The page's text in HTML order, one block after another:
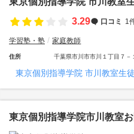
3.29
口コミ 1
学習塾・塾 家庭教師
住所 千葉県市川市市川１丁目７－
東京個別指導学院 市川教室生
東京個別指導学院市川教室